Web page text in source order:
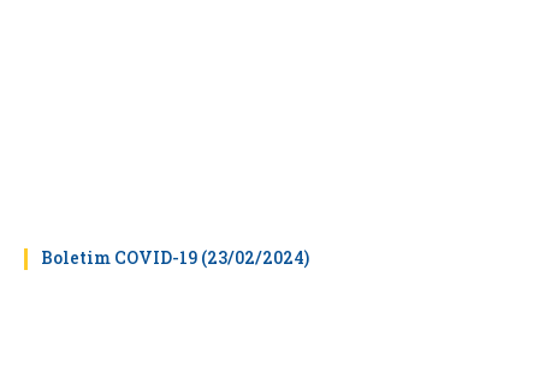
Boletim COVID-19 (23/02/2024)